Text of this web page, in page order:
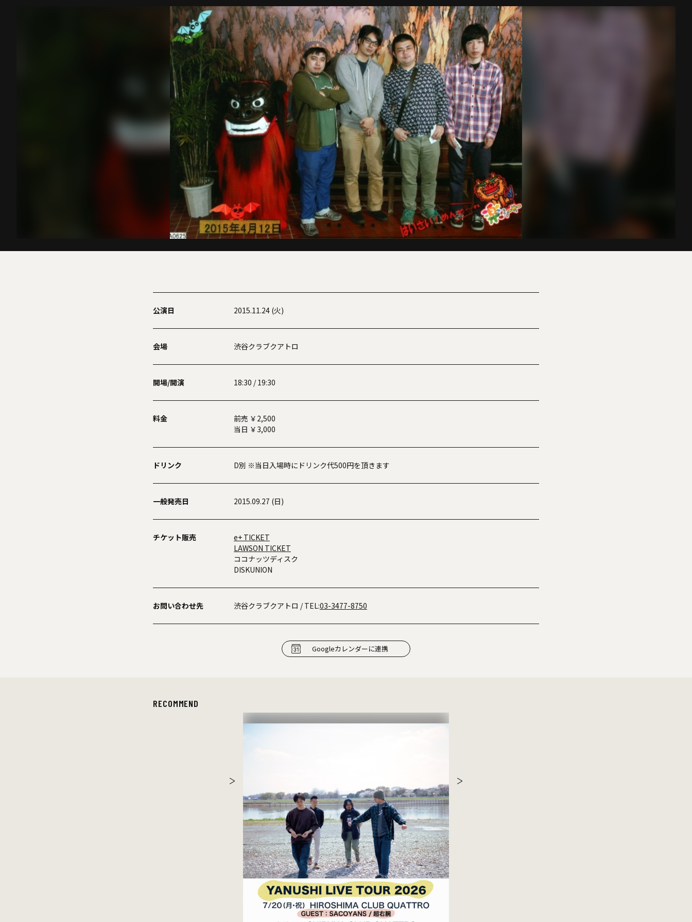
公演日 2015.11.24 (火)
会場 渋谷クラブクアトロ
開場/開演 18:30 / 19:30
料金
前売 ￥2,500
当日 ￥3,000
ドリンク D別 ※当日入場時にドリンク代500円を頂きます
一般発売日 2015.09.27 (日)
チケット販売
e+ TICKET
LAWSON TICKET
ココナッツディスク
DISKUNION
お問い合わせ先 渋谷クラブクアトロ / TEL:03-3477-8750
Googleカレンダーに連携
RECOMMEND